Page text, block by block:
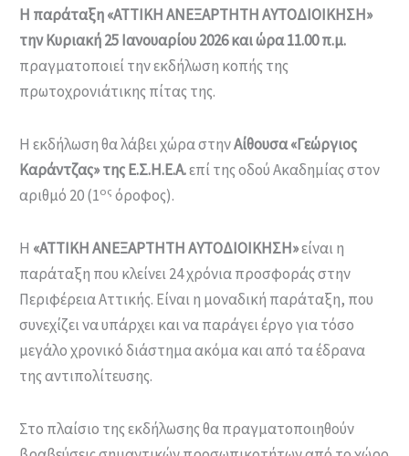
Η παράταξη «ΑΤΤΙΚΗ ΑΝΕΞΑΡΤΗΤΗ ΑΥΤΟΔΙΟΙΚΗΣΗ»
την Κυριακή 25 Ιανουαρίου 2026 και ώρα 11.00 π.μ.
πραγματοποιεί την εκδήλωση κοπής της
πρωτοχρονιάτικης πίτας της.
Η εκδήλωση θα λάβει χώρα στηνΑίθουσα «Γεώργιος
Καράντζας» της Ε.Σ.Η.Ε.Α.επί της οδού Ακαδημίας στον
αριθμό 20 (1ος όροφος).
Η «ΑΤΤΙΚΗ ΑΝΕΞΑΡΤΗΤΗ ΑΥΤΟΔΙΟΙΚΗΣΗ»είναι η
παράταξη που κλείνει 24 χρόνια προσφοράς στην
Περιφέρεια Αττικής. Είναι η μοναδική παράταξη, που
συνεχίζει να υπάρχει και να παράγει έργο για τόσο
μεγάλο χρονικό διάστημα ακόμα και από τα έδρανα
της αντιπολίτευσης.
Στο πλαίσιο της εκδήλωσης θα πραγματοποιηθούν